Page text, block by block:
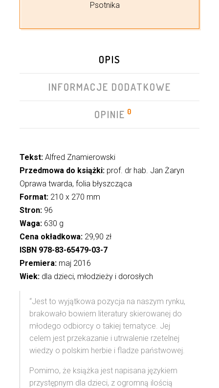
Psotnika
OPIS
INFORMACJE DODATKOWE
OPINIE 0
Tekst: Alfred Znamierowski
Przedmowa do książki: prof. dr hab. Jan Żaryn
Oprawa twarda, folia błyszcząca
Format: 210 x 270 mm
Stron: 96
Waga: 630 g
Cena okładkowa: 29,90 zł
ISBN 978-83-65479-03-7
Premiera: maj 2016
Wiek: dla dzieci, młodzieży i dorosłych
“Jest to wyjątkowa pozycja na naszym rynku,
brakowało bowiem literatury skierowanej do
młodego odbiorcy o takiej tematyce. Jej
celem jest przekazanie i utrwalenie rzetelnej
wiedzy o polskim herbie i fladze państwowej.
Pomimo, że książka jest napisana językiem
przystępnym dla dzieci, z ogromną ilością